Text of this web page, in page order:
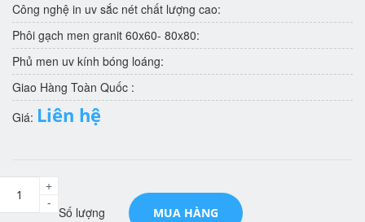
Công nghệ in uv sắc nét chất lượng cao:
Phôi gạch men granit 60x60- 80x80:
Phủ men uv kính bóng loáng:
Giao Hàng Toàn Quốc :
Giá: Liên hệ
Số lượng
-
+
MUA HÀNG